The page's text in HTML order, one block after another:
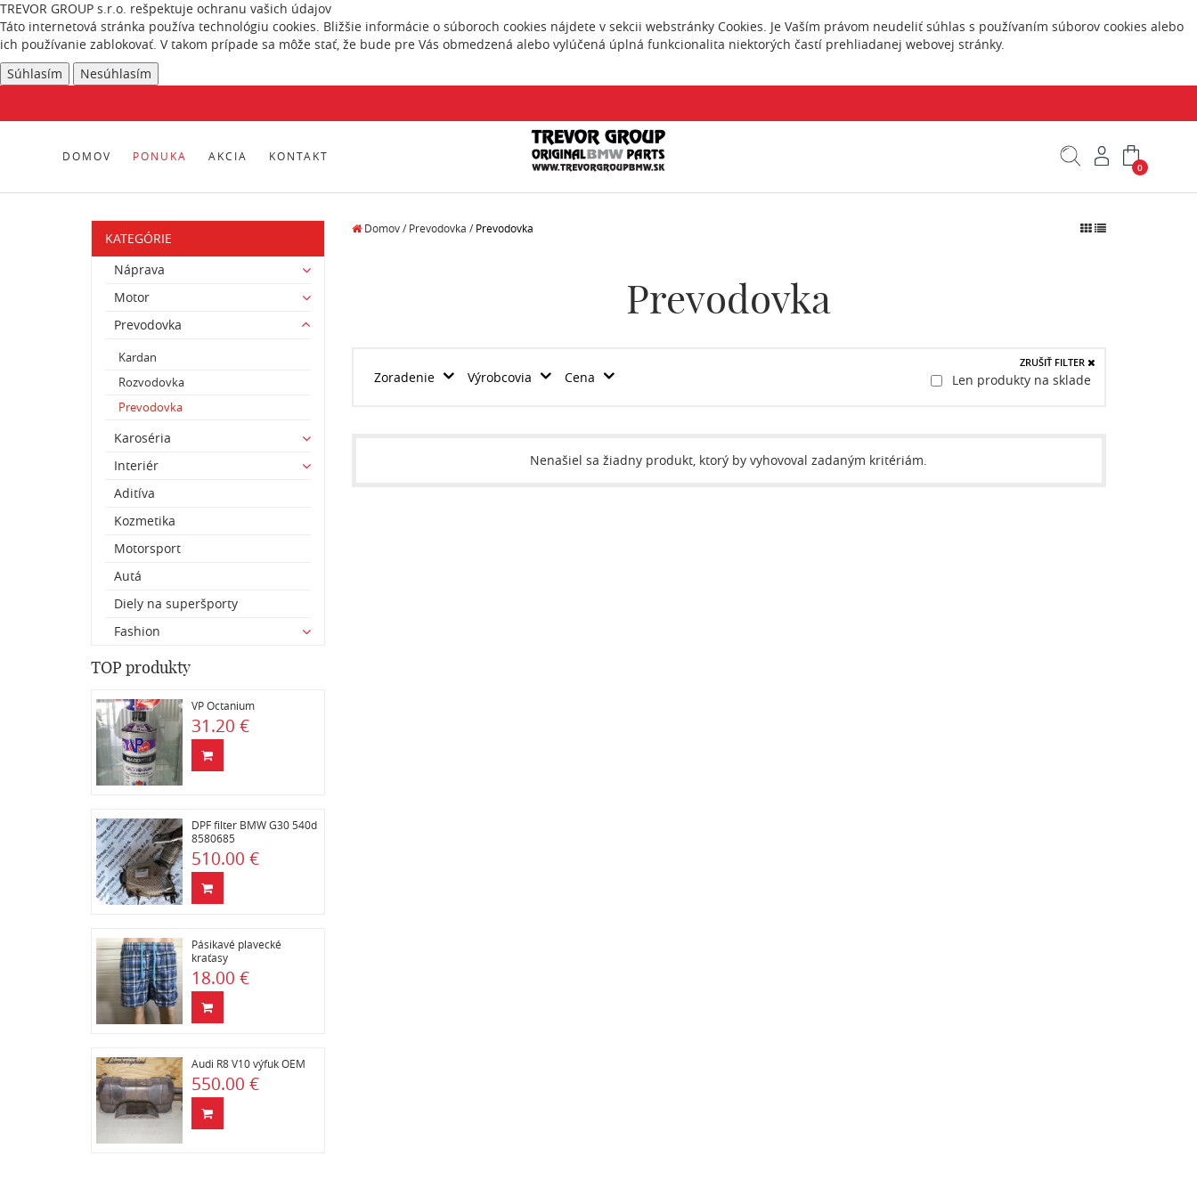
TREVOR GROUP s.r.o. rešpektuje ochranu vašich údajov
Táto internetová stránka používa technológiu cookies. Bližšie informácie o súboroch cookies nájdete v sekcii webstránky Cookies. Je Vaším právom neudeliť súhlas s používaním súborov cookies alebo
ich používanie zablokovať. V takom prípade sa môže stať, že bude pre Vás obmedzená alebo vylúčená úplná funkcionalita niektorých častí prehliadanej webovej stránky.
Súhlasím
Nesúhlasím
DOMOV PONUKA AKCIA KONTAKT
0
KATEGÓRIE
Náprava
Motor
Prevodovka
Kardan
Rozvodovka
Prevodovka
Karoséria
Interiér
Aditíva
Kozmetika
Motorsport
Autá
Diely na superšporty
Fashion
TOP produkty
VP Octanium
31.20 €
DPF filter BMW G30 540d
8580685
510.00 €
Pásikavé plavecké
kraťasy
18.00 €
Audi R8 V10 výfuk OEM
550.00 €
Domov/ Prevodovka / Prevodovka
Prevodovka
Len produkty na sklade
Zoradenie Výrobcovia Cena
ZRUŠIŤ FILTER
Nenašiel sa žiadny produkt, ktorý by vyhovoval zadaným kritériám.